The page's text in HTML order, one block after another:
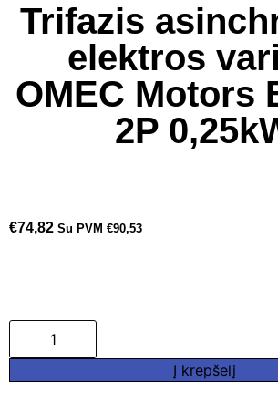
Trifazis
elektros
OMEC Motors
2P
€74,82 Su PVM €90,53
Į krepšelį